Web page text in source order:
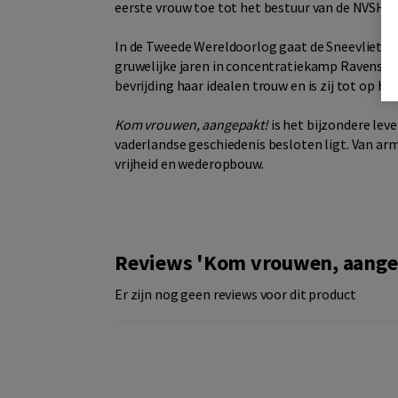
eerste vrouw toe tot het bestuur van de NVSH.
In de Tweede Wereldoorlog gaat de
gruwelijke jaren in concentratiekamp
bevrijding haar idealen trouw en is zij tot op
Kom vrouwen, aangepakt!is het bijzondere
vaderlandse geschiedenis besloten ligt. Van
vrijheid en wederopbouw.
Reviews 'Kom vrouwen,
Er zijn nog geen reviews voor dit product